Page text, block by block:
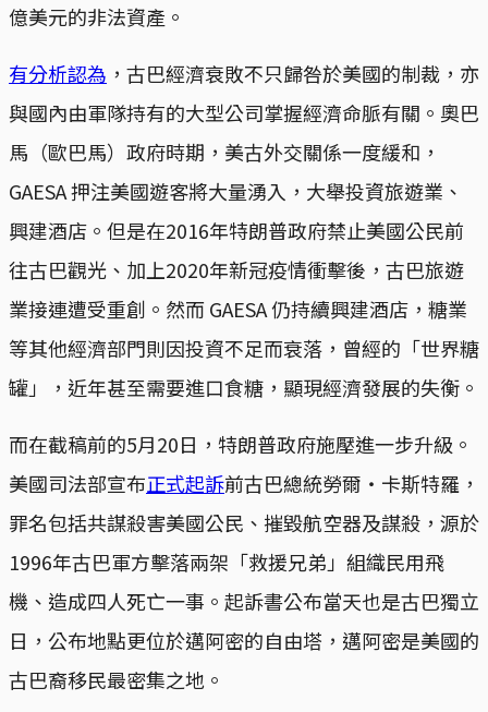
億美元的非法資產。
有分析認為 ，古巴經濟衰敗不只歸咎於美國的制裁，亦
與國內由軍隊持有的大型公司掌握經濟命脈有關。奧巴
馬（歐巴馬）政府時期，美古外交關係一度緩和，
GAESA 押注美國遊客將大量湧入，大舉投資旅遊業、
興建酒店。但是在2016年特朗普政府禁止美國公民前
往古巴觀光、加上2020年新冠疫情衝擊後，古巴旅遊
業接連遭受重創。然而 GAESA 仍持續興建酒店，糖業
等其他經濟部門則因投資不足而衰落，曾經的「世界糖
罐」，近年甚至需要進口食糖，顯現經濟發展的失衡。
而在截稿前的5月20日，特朗普政府施壓進一步升級。
美國司法部宣布正式起訴前古巴總統勞爾‧卡斯特羅，
罪名包括共謀殺害美國公民、摧毀航空器及謀殺，源於
1996年古巴軍方擊落兩架「救援兄弟」組織民用飛
機、造成四人死亡一事。起訴書公布當天也是古巴獨立
日，公布地點更位於邁阿密的自由塔，邁阿密是美國的
古巴裔移民最密集之地。